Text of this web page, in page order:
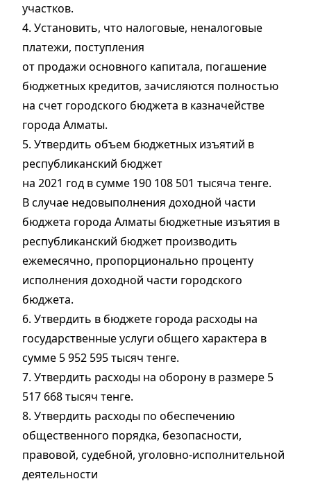
участков.
4. Установить, что налоговые, неналоговые
платежи, поступления
от продажи основного капитала, погашение
бюджетных кредитов, зачисляются полностью
на счет городского бюджета в казначействе
города Алматы.
5. Утвердить объем бюджетных изъятий в
республиканский бюджет
на 2021 год в сумме 190 108 501 тысяча тенге.
В случае недовыполнения доходной части
бюджета города Алматы бюджетные изъятия в
республиканский бюджет производить
ежемесячно, пропорционально проценту
исполнения доходной части городского
бюджета.
6. Утвердить в бюджете города расходы на
государственные услуги общего характера в
сумме 5 952 595 тысяч тенге.
7. Утвердить расходы на оборону в размере 5
517 668 тысяч тенге.
8. Утвердить расходы по обеспечению
общественного порядка, безопасности,
правовой, судебной, уголовно-исполнительной
деятельности